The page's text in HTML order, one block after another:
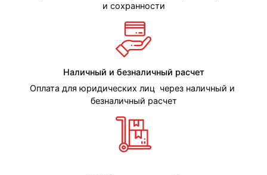
и сохранности
Наличный и безналичный расчет
Оплата для юридических лиц через наличный и
безналичный расчет